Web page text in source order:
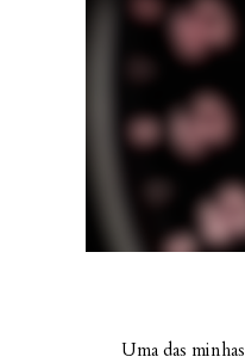
Uma das minhas